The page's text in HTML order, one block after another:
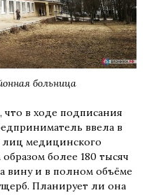
больница
что в ходе подписания
ввела в
медицинского
более 180 тысяч
вину и в полном объёме
Планирует ли она